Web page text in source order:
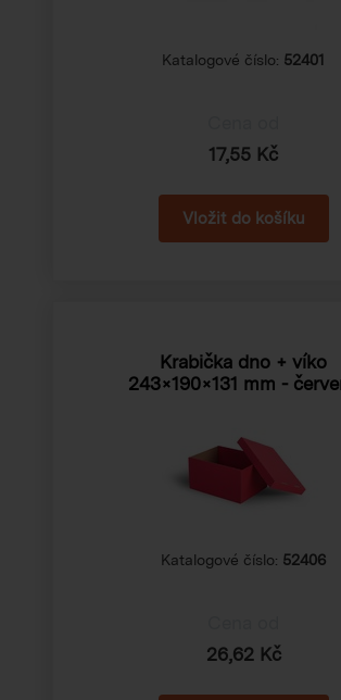
Katalogové číslo: 52401
17,55 Kč
Krabička dno + víko
243×190×131 mm -
Katalogové číslo: 52406
26,62 Kč